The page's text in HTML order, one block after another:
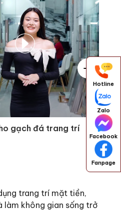
gạch đá trang trí
trang trí mặt tiền,
làm không gian sống trở
Hotline
Zalo
Facebook
Fanpage